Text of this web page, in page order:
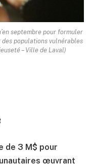
septembre pour formuler
des populations vulnérables
– Ville de Laval)
de 3 M$ pour
œuvrant